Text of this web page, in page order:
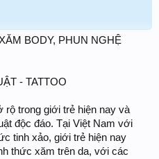
BODY, PHUN NGHỆ
- TATTOO
rộ trong giới trẻ hiện nay và
độc đáo. Tại Việt Nam với
tinh xảo, giới trẻ hiện nay
thức xăm trên da, với các